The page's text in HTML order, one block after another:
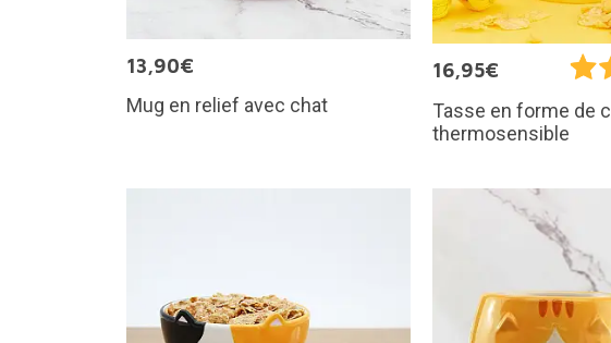
13,90€
Mug en relief avec chat
16,95€
Tasse en forme de
thermosensible